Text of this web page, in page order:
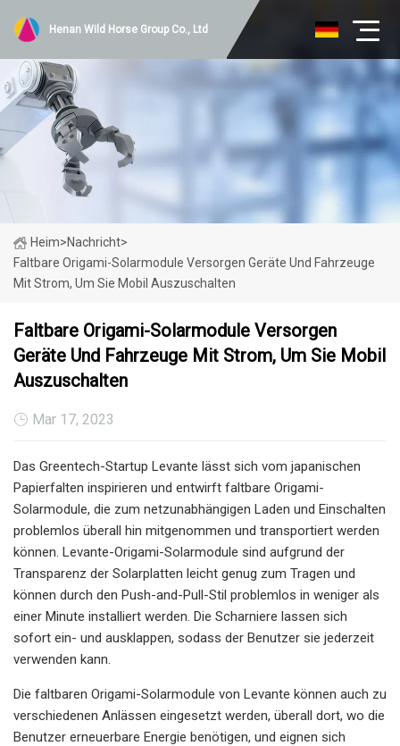
Henan Wild Horse Group Co., Ltd
Heim>Nachricht>
Faltbare Origami-Solarmodule Versorgen Geräte Und Fahrzeuge
Mit Strom, Um Sie Mobil Auszuschalten
Faltbare Origami-Solarmodule Versorgen
Geräte Und Fahrzeuge Mit Strom, Um Sie Mobil
Auszuschalten
Mar 17, 2023
Das Greentech-Startup Levante lässt sich vom japanischen
Papierfalten inspirieren und entwirft faltbare Origami-
Solarmodule, die zum netzunabhängigen Laden und Einschalten
problemlos überall hin mitgenommen und transportiert werden
können. Levante-Origami-Solarmodule sind aufgrund der
Transparenz der Solarplatten leicht genug zum Tragen und
können durch den Push-and-Pull-Stil problemlos in weniger als
einer Minute installiert werden. Die Scharniere lassen sich
sofort ein- und ausklappen, sodass der Benutzer sie jederzeit
verwenden kann.
Die faltbaren Origami-Solarmodule von Levante können auch zu
verschiedenen Anlässen eingesetzt werden, überall dort, wo die
Benutzer erneuerbare Energie benötigen, und eignen sich